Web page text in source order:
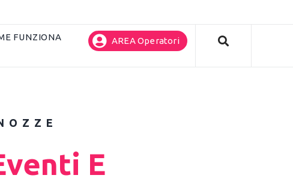
FUNZIONA AREA Operatori
E